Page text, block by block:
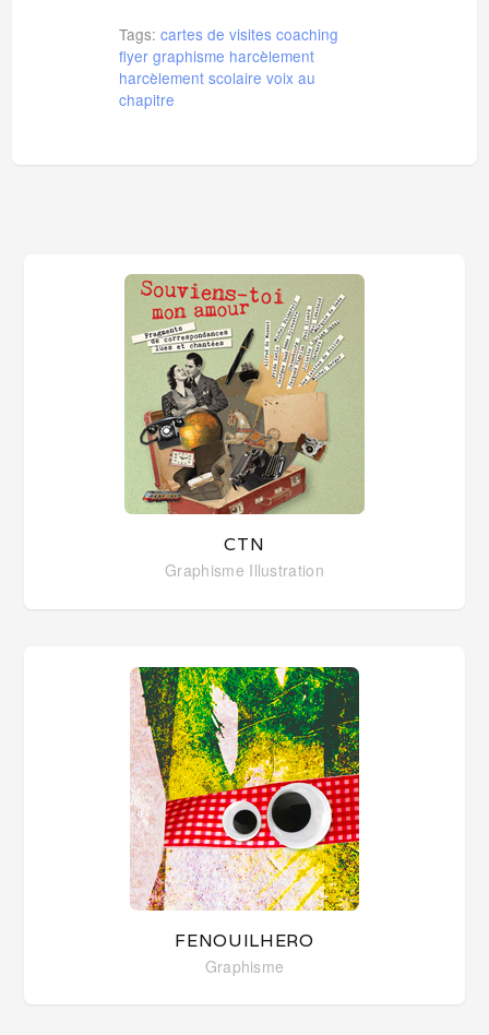
Tags: cartes de visites coaching
flyer graphisme harcèlement
harcèlement scolaire voix au
chapitre
CTN
Graphisme Illustration
FENOUILHERO
Graphisme